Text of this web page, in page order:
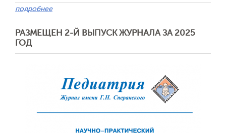
подробнее
РАЗМЕЩЕН 2-Й ВЫПУСК ЖУРНАЛА ЗА 2025
ГОД